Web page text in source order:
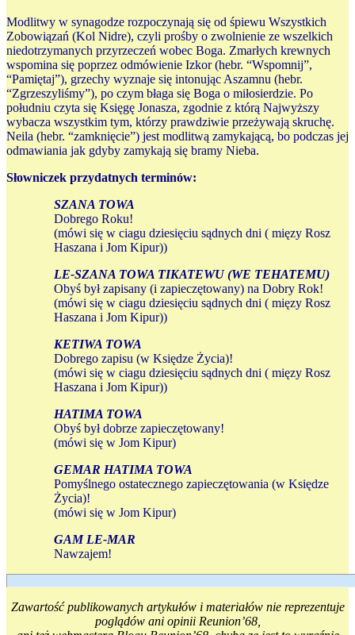
Modlitwy w synagodze rozpoczynają się od śpiewu Wszystkich
Zobowiązań (Kol Nidre), czyli prośby o zwolnienie ze wszelkich
niedotrzymanych przyrzeczeń wobec Boga. Zmarłych krewnych
wspomina się poprzez odmówienie Izkor (hebr. “Wspomnij”,
“Pamiętaj”), grzechy wyznaje się intonując Aszamnu (hebr.
“Zgrzeszyliśmy”), po czym błaga się Boga o miłosierdzie. Po
południu czyta się Księgę Jonasza, zgodnie z którą Najwyższy
wybacza wszystkim tym, którzy prawdziwie przeżywają skruchę.
Neila (hebr. “zamknięcie”) jest modlitwą zamykającą, bo podczas jej
odmawiania jak gdyby zamykają się bramy Nieba.
Słowniczek przydatnych terminów:
SZANA TOWA
Dobrego Roku!
(mówi się w ciagu dziesięciu sądnych dni ( mięzy Rosz
Haszana i Jom Kipur))
LE-SZANA TOWA TIKATEWU (WE TEHATEMU)
Obyś był zapisany (i zapieczętowany) na Dobry Rok!
(mówi się w ciagu dziesięciu sądnych dni ( mięzy Rosz
Haszana i Jom Kipur))
KETIWA TOWA
Dobrego zapisu (w Księdze Życia)!
(mówi się w ciagu dziesięciu sądnych dni ( mięzy Rosz
Haszana i Jom Kipur))
HATIMA TOWA
Obyś był dobrze zapieczętowany!
(mówi się w Jom Kipur)
GEMAR HATIMA TOWA
Pomyślnego ostatecznego zapieczętowania (w Księdze
Życia)!
(mówi się w Jom Kipur)
GAM LE-MAR
Nawzajem!
Zawartość publikowanych artykułów i materiałów nie reprezentuje
poglądów ani opinii Reunion’68,